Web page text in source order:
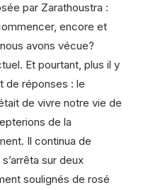
par Zarathoustra :
encore et
avons vécue?
Et pourtant, plus il y
de réponses : le
de vivre notre vie de
de la
Il continua de
sur deux
soulignés de rosé